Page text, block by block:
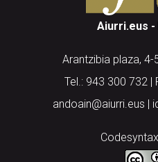
Aiurri.eus -
Arantzibia plaza, 4-
Tel.: 943 300 732 |
andoain@aiurri.eus |